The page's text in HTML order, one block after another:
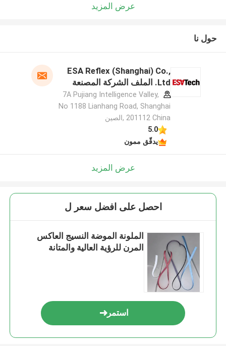
عرض المزيد
حول نا
ESA Reflex (Shanghai) Co.,
Ltd. الملف الشركة المصنعة
7A Pujiang Intelligence Valley,
No 1188 Lianhang Road, Shanghai
201112 China ,الصين
5.0
يدقّق ممون
عرض المزيد
احصل على افضل سعر ل
الملونة الموضة النسيج العاكس
المرن للرؤية العالية والمتانة
استمر